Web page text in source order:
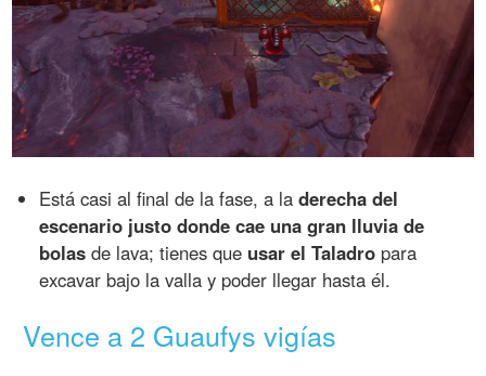
Está casi al final de la fase, a laderecha del
escenario justo donde cae una gran lluvia de
bolas de lava; tienes que usar el Taladro para
excavar bajo la valla y poder llegar hasta él.
Vence a 2 Guaufys vigías